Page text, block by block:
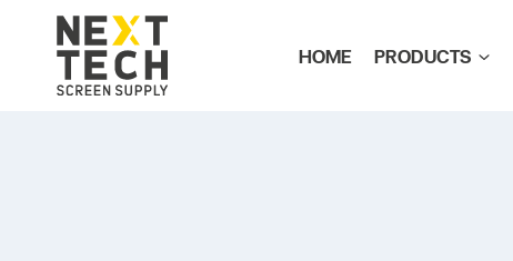
HOME PRODUCTS